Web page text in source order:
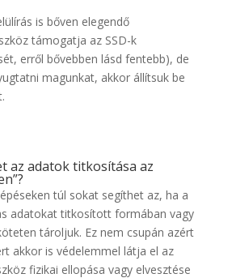
is bőven elegendő
támogatja az SSD-k
erről bővebben lásd fentebb), de
magunkat, akkor állítsuk be
az adatok titkosítása az
túl sokat segíthet az, ha a
adatokat titkosított formában vagy
tároljuk. Ez nem csupán azért
akkor is védelemmel látja el az
fizikai ellopása vagy elvesztése